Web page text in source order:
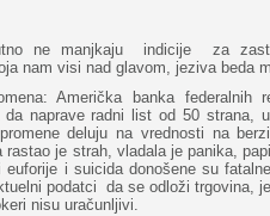
ne manjkaju indicije za
nam visi nad glavom, jeziva beda
Američka banka federalnih
da naprave radni list od 50
deluju na vrednosti na
rastao je strah, vladala je panika,
euforije i suicida donošene su
podatci da se odloži trgovina,
nisu uračunljivi.